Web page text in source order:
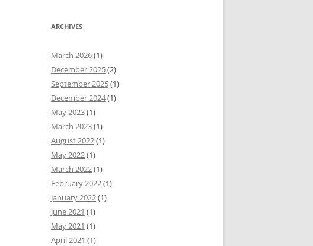
ARCHIVES
March 2026(1)
December 2025(2)
September 2025(1)
December 2024(1)
May 2023(1)
March 2023(1)
August 2022(1)
May 2022(1)
March 2022(1)
February 2022(1)
January 2022(1)
June 2021 (1)
May 2021 (1)
April 2021 (1)